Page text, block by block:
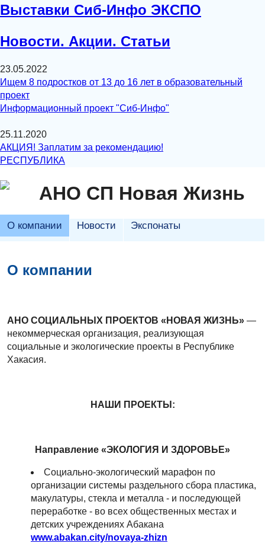
Выставки Сиб-Инфо ЭКСПО
Новости. Акции. Статьи
23.05.2022
Ищем 8 подростков от 13 до 16 лет в образовательный
проект
Информационный проект "Сиб-Инфо"
25.11.2020
АКЦИЯ! Заплатим за рекомендацию!
РЕСПУБЛИКА
АНО СП Новая Жизнь
О компании Новости Экспонаты
О компании
АНО СОЦИАЛЬНЫХ ПРОЕКТОВ «НОВАЯ ЖИЗНЬ» —
некоммерческая организация, реализующая
социальные и экологические проекты в Республике
Хакасия.
НАШИ ПРОЕКТЫ:
Направление «ЭКОЛОГИЯ И ЗДОРОВЬЕ»
Социально-экологический марафон по
организации системы раздельного сбора пластика,
макулатуры, стекла и металла - и последующей
переработке - во всех общественных местах и
детских учреждениях Абакана
www.abakan.city/novaya-zhizn